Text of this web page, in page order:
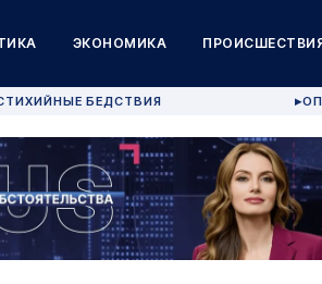
ЭКОНОМИКА
БЕДСТВИЯ ▶